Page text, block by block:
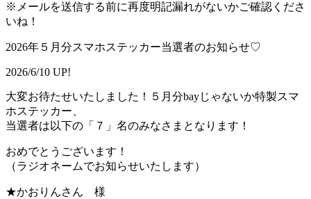
※メールを送信する前に再度明記漏れがないかご確認くださ
いね！
2026年５月分スマホステッカー当選者のお知らせ♡
2026/6/10 UP!
大変お待たせいたしました！５月分bayじゃないか特製スマ
ホステッカー、
当選者は以下の「７」名のみなさまとなります！
おめでとうございます！
（ラジオネームでお知らせいたします）
★かおりんさん 様